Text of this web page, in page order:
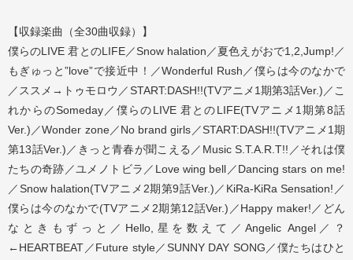
【収録楽曲（全30曲収録）】
僕らのLIVE 君とのLIFE／Snow halation／夏色えがおで1,2,Jump!／
もぎゅっと”love”で接近中！／Wonderful Rush／僕らは今のなかで
／ススメ→トゥモロウ／START:DASH!!(TVアニメ1期第3話Ver.)／こ
れからのSomeday／僕らのLIVE 君とのLIFE(TVアニメ1期第8話
Ver.)／Wonder zone／No brand girls／START:DASH!!(TVアニメ1期
第13話Ver.)／きっと青春が聞こえる／Music S.T.A.R.T!!／それは僕
たちの奇跡／ユメノトビラ／Love wing bell／Dancing stars on me!
／Snow halation(TVアニメ2期第9話Ver.)／KiRa-KiRa Sensation!／
僕らは今のなかで(TVアニメ2期第12話Ver.)／Happy maker!／どん
なときもずっと／Hello,星を数えて／Angelic Angel／？
←HEARTBEAT／Future style／SUNNY DAY SONG／僕たちはひと